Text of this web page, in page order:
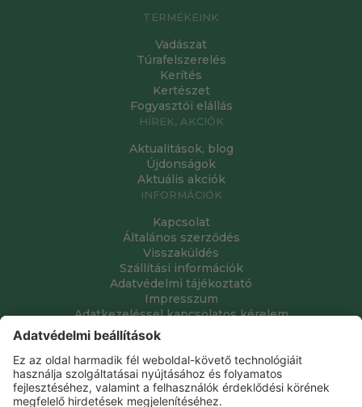
TERMÉKEINK
Vadászat
Túrafelszerelés
Kerítés
Kertészet
Fogyasztói elállás
HÍREK, AKCIÓK
Aktualitások, blog
Újdonságok
Aktuális akciók
INFORMÁCIÓK
Kapcsolat
Általános szerződés
Visszaküldés
Szállítási információk
Adatvédelmi tájékoztató
Impresszum
Adatkezeléssel kapcsolatos kérelem